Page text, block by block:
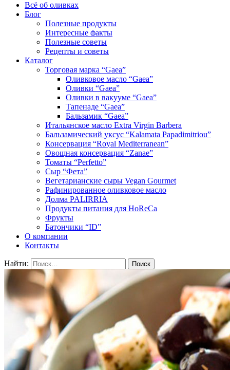
Всё об оливках
Блог
Полезные продукты
Интересные факты
Полезные советы
Рецепты и советы
Каталог
Торговая марка “Gaea”
Оливковое масло “Gaea”
Оливки “Gaea”
Оливки в вакууме “Gaea”
Тапенаде “Gaea”
Бальзамик “Gaea”
Итальянское масло Extra Virgin Barbera
Бальзамический уксус “Kalamata Papadimitriou”
Консервация “Royal Mediterranean”
Овощная консервация “Zanae”
Томаты “Perfetto”
Сыр “Фета”
Вегетарианские сыры Vegan Gourmet
Рафинированное оливковое масло
Долма PALIRRIA
Продукты питания для HoReCa
Фрукты
Батончики “ID”
О компании
Контакты
Найти: